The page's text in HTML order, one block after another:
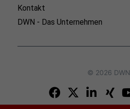
Kontakt
DWN - Das Unternehmen
© 2026 DWN